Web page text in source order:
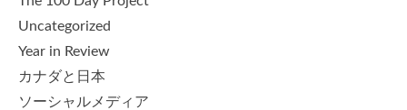
Uncategorized
Year in Review
カナダと日本
ソーシャルメディア